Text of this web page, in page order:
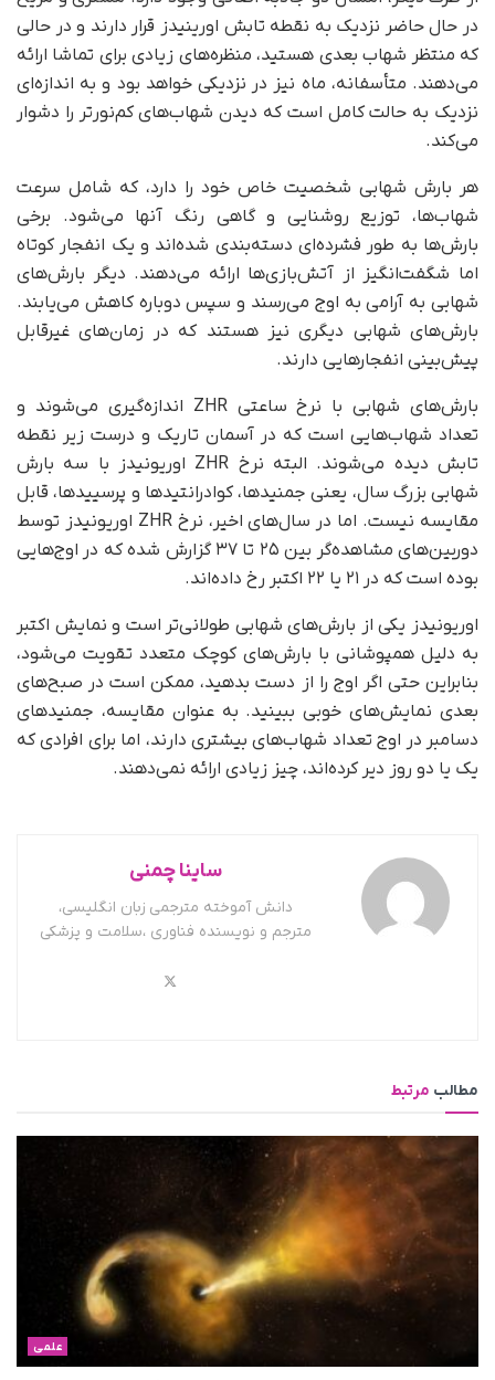
در حال حاضر نزدیک به نقطه تابش اورینیدز قرار دارند و در حالی
که منتظر شهاب بعدی هستید، منظره‌های زیادی برای تماشا ارائه
می‌دهند. متأسفانه، ماه نیز در نزدیکی خواهد بود و به اندازه‌ای
نزدیک به حالت کامل است که دیدن شهاب‌های کم‌نور‌تر را دشوار
می‌کند.
هر بارش شهابی شخصیت خاص خود را دارد، که شامل سرعت
شهاب‌ها، توزیع روشنایی و گاهی رنگ آنها می‌شود. برخی
بارش‌ها به‌ طور فشرده‌ای دسته‌بندی شده‌اند و یک انفجار کوتاه
اما شگفت‌انگیز از آتش‌بازی‌ها ارائه می‌دهند. دیگر بارش‌های
شهابی به آرامی به اوج می‌رسند و سپس دوباره کاهش می‌یابند.
بارش‌های شهابی دیگری نیز هستند که در زمان‌های غیرقابل
پیش‌بینی انفجارهایی دارند.
بارش‌های شهابی با نرخ ساعتی ZHR اندازه‌گیری می‌شوند و
تعداد شهاب‌هایی است که در آسمان تاریک و درست زیر نقطه
تابش دیده می‌شوند. البته نرخ ZHR اوریونیدز با سه بارش
شهابی بزرگ سال، یعنی جمنیدها، کوادرانتیدها و پرسییدها، قابل
مقایسه نیست. اما در سال‌های اخیر، نرخ ZHR اوریونیدز توسط
دوربین‌های مشاهده‌گر بین ۲۵ تا ۳۷ گزارش شده که در اوج‌هایی
بوده است که در ۲۱ یا ۲۲ اکتبر رخ داده‌اند.
اوریونیدز یکی از بارش‌های شهابی طولانی‌تر است و نمایش اکتبر
به دلیل همپوشانی با بارش‌های کوچک متعدد تقویت می‌شود،
بنابراین حتی اگر اوج را از دست بدهید، ممکن است در صبح‌های
بعدی نمایش‌های خوبی ببینید. به‌ عنوان مقایسه، جمنیدهای
دسامبر در اوج تعداد شهاب‌های بیشتری دارند، اما برای افرادی که
یک یا دو روز دیر کرده‌اند، چیز زیادی ارائه نمی‌دهند.
ساینا چمنی
دانش آموخته مترجمی زبان انگلیسی،
مترجم و نویسنده فناوری ،سلامت و پزشکی
مطالب مرتبط
علمی